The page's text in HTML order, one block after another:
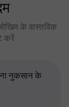
के वास्तविक
करें
नुकसान के